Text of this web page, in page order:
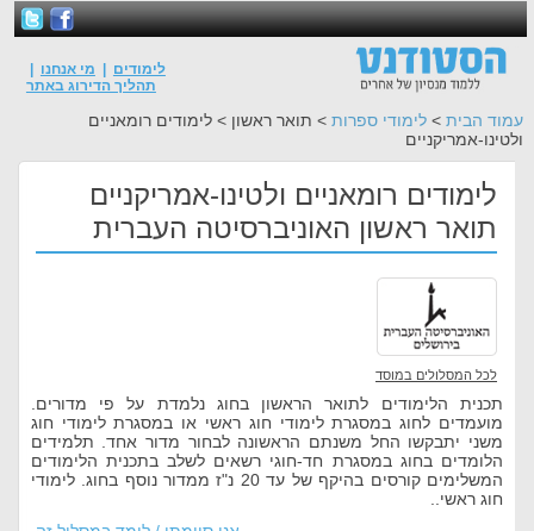
לימודים מי אנחנו
תהליך הדירוג באתר
עמוד הבית > לימודי ספרות > תואר ראשון > לימודים רומאניים
ולטינו-אמריקניים
לימודים רומאניים ולטינו-אמריקניים
תואר ראשון האוניברסיטה העברית
לכל המסלולים במוסד
תכנית הלימודים לתואר הראשון בחוג נלמדת על פי מדורים.
מועמדים לחוג במסגרת לימודי חוג ראשי או במסגרת לימודי חוג
משני יתבקשו החל משנתם הראשונה לבחור מדור אחד. תלמידים
הלומדים בחוג במסגרת חד-חוגי רשאים לשלב בתכנית הלימודים
המשלימים קורסים בהיקף של עד 20 נ"ז ממדור נוסף בחוג. לימודי
חוג ראשי..